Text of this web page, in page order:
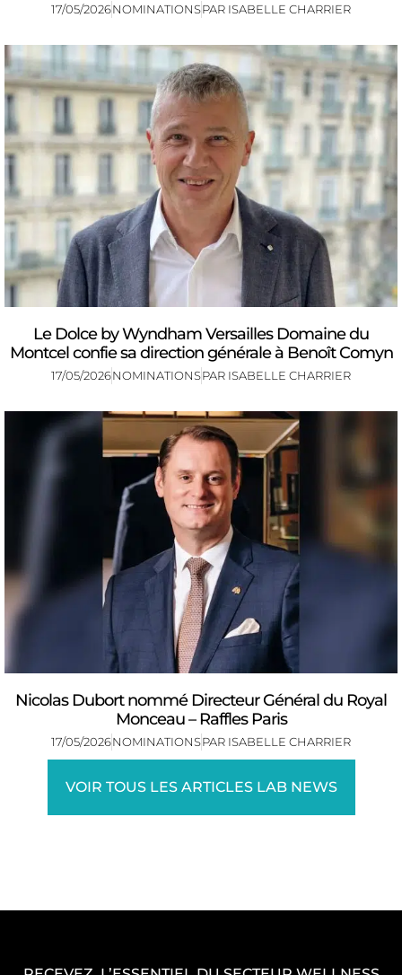
17/05/2026NOMINATIONSPAR ISABELLE CHARRIER
Le Dolce by Wyndham Versailles Domaine du
Montcel confie sa direction générale à Benoît Comyn
17/05/2026NOMINATIONSPAR ISABELLE CHARRIER
Nicolas Dubort nommé Directeur Général du Royal
Monceau – Raffles Paris
17/05/2026NOMINATIONSPAR ISABELLE CHARRIER
VOIR TOUS LES ARTICLES LAB NEWS